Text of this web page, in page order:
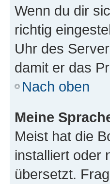
Wenn du dir
richtig
Uhr des
damit er das
Nach oben
Meine
Meist hat die
installiert oder
übersetzt.